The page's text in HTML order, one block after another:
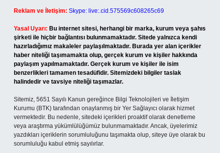
Reklam ve İletişim: Skype: live:.cid.575569c608265c69
Yasal Uyarı: Bu internet sitesi, herhangi bir marka, kurum veya şahıs
şirketi ile hiçbir bağlantısı bulunmamaktadır. Sitede yalnızca kendi
hazırladığımız makaleler paylaşılmaktadır. Burada yer alan içerikler
haber niteliği taşımamakta olup, gerçek kurum ve kişiler hakkında
paylaşım yapılmamaktadır. Gerçek kurum ve kişiler ile isim
benzerlikleri tamamen tesadüfidir. Sitemizdeki bilgiler taslak
halindedir ve tavsiye niteliği taşımazlar.
Sitemiz, 5651 Sayılı Kanun gereğince Bilgi Teknolojileri ve İletişim
Kurumu (BTK) tarafından onaylanmış bir Yer Sağlayıcı olarak hizmet
vermektedir. Bu nedenle, sitedeki içerikleri proaktif olarak denetleme
veya araştırma yükümlülüğümüz bulunmamaktadır. Ancak, üyelerimiz
yazdıkları içeriklerin sorumluluğunu taşımakta olup, siteye üye olarak bu
sorumluluğu kabul etmiş sayılırlar.